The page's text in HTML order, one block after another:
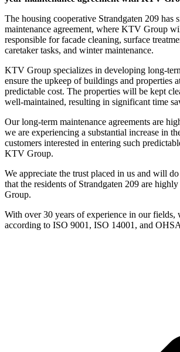
The housing cooperative Strandgaten 209 has
maintenance agreement, where KTV Group
responsible for facade cleaning, surface
caretaker tasks, and winter maintenance.
KTV Group specializes in developing long-
ensure the upkeep of buildings and properties
predictable cost. The properties will be kept
well-maintained, resulting in significant time
Our long-term maintenance agreements are
we are experiencing a substantial increase in
customers interested in entering such
KTV Group.
We appreciate the trust placed in us and will
that the residents of Strandgaten 209 are
Group.
With over 30 years of experience in our fields,
according to ISO 9001, ISO 14001, and